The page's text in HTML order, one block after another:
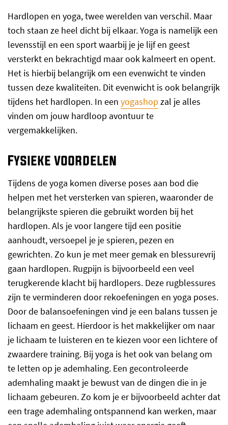
Hardlopen en yoga, twee werelden van verschil. Maar
toch staan ze heel dicht bij elkaar. Yoga is namelijk een
levensstijl en een sport waarbij je je lijf en geest
versterkt en bekrachtigd maar ook kalmeert en opent.
Het is hierbij belangrijk om een evenwicht te vinden
tussen deze kwaliteiten. Dit evenwicht is ook belangrijk
tijdens het hardlopen. In een yogashopzal je alles
vinden om jouw hardloop avontuur te
vergemakkelijken.
Fysieke voordelen
Tijdens de yoga komen diverse poses aan bod die
helpen met het versterken van spieren, waaronder de
belangrijkste spieren die gebruikt worden bij het
hardlopen. Als je voor langere tijd een positie
aanhoudt, versoepel je je spieren, pezen en
gewrichten. Zo kun je met meer gemak en blessurevrij
gaan hardlopen. Rugpijn is bijvoorbeeld een veel
terugkerende klacht bij hardlopers. Deze rugblessures
zijn te verminderen door rekoefeningen en yoga poses.
Door de balansoefeningen vind je een balans tussen je
lichaam en geest. Hierdoor is het makkelijker om naar
je lichaam te luisteren en te kiezen voor een lichtere of
zwaardere training. Bij yoga is het ook van belang om
te letten op je ademhaling. Een gecontroleerde
ademhaling maakt je bewust van de dingen die in je
lichaam gebeuren. Zo kom je er bijvoorbeeld achter dat
een trage ademhaling ontspannend kan werken, maar